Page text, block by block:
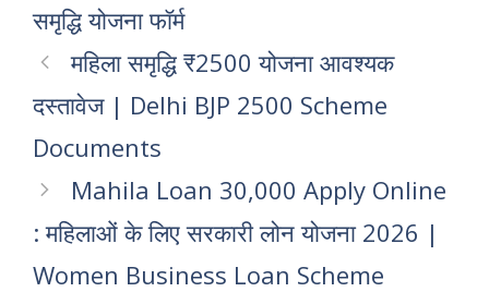
समृद्धि योजना फॉर्म
महिला समृद्धि ₹2500 योजना आवश्यक
दस्तावेज | Delhi BJP 2500 Scheme
Documents
Mahila Loan 30,000 Apply Online
: महिलाओं के लिए सरकारी लोन योजना 2026 |
Women Business Loan Scheme